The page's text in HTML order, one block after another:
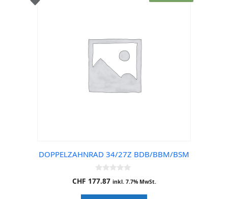
DOPPELZAHNRAD 34/27Z BDB/BBM/BSM
0
o
CHF 177.87 inkl. 7.7% MwSt.